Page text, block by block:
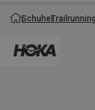
Schuhe